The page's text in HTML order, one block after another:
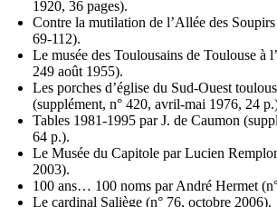
1920, 36 pages).
Contre la mutilation de l’Allée des
69-112).
Le musée des Toulousains de Toulouse à
249 août 1955).
Les porches d’église du Sud-Ouest
(supplément, n° 420, avril-mai 1976, 24
Tables 1981-1995 par J. de Caumon
64 p.).
Le Musée du Capitole par Lucien
2003).
100 ans… 100 noms par André Hermet
Le cardinal Saliège (n° 76, octobre 2006).